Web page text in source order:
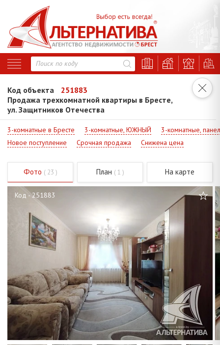
Код объекта
251883
Продажа трехкомнатной квартиры в Бресте,
ул. Защитников Отечества
3-комнатные в Бресте 3-комнатные, ЮЖНЫЙ
3-комнатные,
Новое поступление
Срочная продажа Снижена цена
Фото ( 23 ) План ( 1 ) На карте
Код - 251883